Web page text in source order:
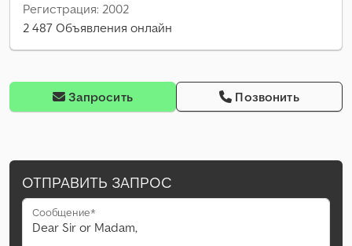
Регистрация: 2002
2 487 Объявления онлайн
Запросить Позвонить
ОТПРАВИТЬ ЗАПРОС
Сообщение*